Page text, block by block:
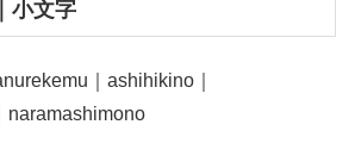
小文字
｜ashihikino｜
naramashimono